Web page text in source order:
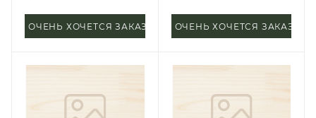
ОЧЕНЬ ХОЧЕТСЯ ЗАКАЗАТЬ ОЧЕНЬ ХОЧЕТСЯ ЗАКАЗАТЬ